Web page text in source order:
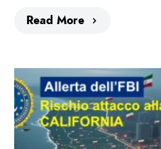
Read More